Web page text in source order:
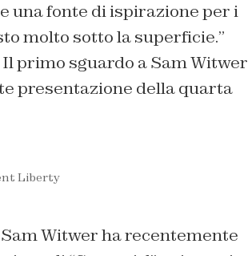
una fonte di ispirazione per i
molto sotto la superficie.”
primo sguardo a Sam Witwer
presentazione della quarta
Liberty
Witwer ha recentemente